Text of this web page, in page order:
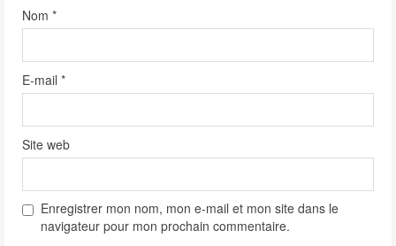
Nom *
E-mail *
Site web
Enregistrer mon nom, mon e-mail et mon site dans le
navigateur pour mon prochain commentaire.